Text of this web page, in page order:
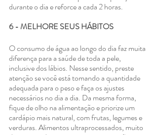
durante o dia e reforce a cada 2 horas.
6 - MELHORE SEUS HÁBITOS
O consumo de água ao longo do dia faz muita
diferença para a saúde de toda a pele,
inclusive dos lábios. Nesse sentido, preste
atenção se você está tomando a quantidade
adequada para o peso e faça os ajustes
necessários no dia a dia. Da mesma forma,
fique de olho na alimentação e priorize um
cardápio mais natural, com frutas, legumes e
verduras. Alimentos ultraprocessados, muito